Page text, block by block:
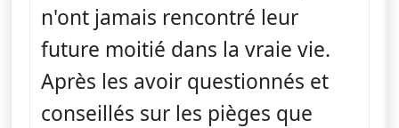
n'ont jamais rencontré leur
future moitié dans la vraie vie.
Après les avoir questionnés et
conseillés sur les pièges que